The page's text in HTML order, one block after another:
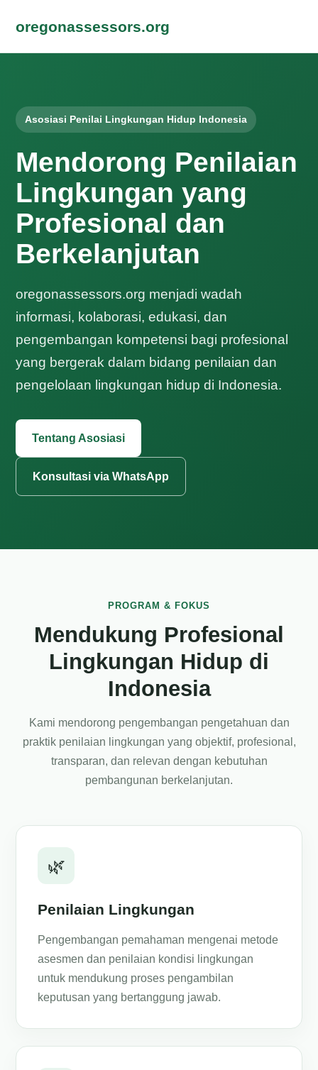
oregonassessors.org
Asosiasi Penilai Lingkungan Hidup Indonesia
Mendorong Penilaian
Lingkungan yang
Profesional dan
Berkelanjutan
oregonassessors.org menjadi wadah
informasi, kolaborasi, edukasi, dan
pengembangan kompetensi bagi profesional
yang bergerak dalam bidang penilaian dan
pengelolaan lingkungan hidup di Indonesia.
Tentang Asosiasi
Konsultasi via WhatsApp
PROGRAM & FOKUS
Mendukung Profesional
Lingkungan Hidup di
Indonesia
Kami mendorong pengembangan pengetahuan dan
praktik penilaian lingkungan yang objektif, profesional,
transparan, dan relevan dengan kebutuhan
pembangunan berkelanjutan.
🌿
Penilaian Lingkungan
Pengembangan pemahaman mengenai metode
asesmen dan penilaian kondisi lingkungan
untuk mendukung proses pengambilan
keputusan yang bertanggung jawab.